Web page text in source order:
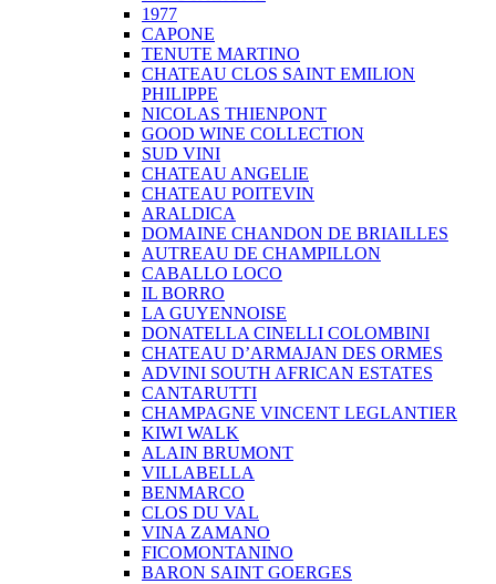
1977
CAPONE
TENUTE MARTINO
CHATEAU CLOS SAINT EMILION
PHILIPPE
NICOLAS THIENPONT
GOOD WINE COLLECTION
SUD VINI
CHATEAU ANGELIE
CHATEAU POITEVIN
ARALDICA
DOMAINE CHANDON DE BRIAILLES
AUTREAU DE CHAMPILLON
CABALLO LOCO
IL BORRO
LA GUYENNOISE
DONATELLA CINELLI COLOMBINI
CHATEAU D’ARMAJAN DES ORMES
ADVINI SOUTH AFRICAN ESTATES
CANTARUTTI
CHAMPAGNE VINCENT LEGLANTIER
KIWI WALK
ALAIN BRUMONT
VILLABELLA
BENMARCO
CLOS DU VAL
VINA ZAMANO
FICOMONTANINO
BARON SAINT GOERGES